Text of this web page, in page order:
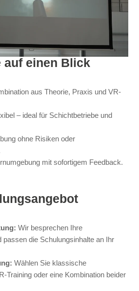
auf einen Blick
aus Theorie, Praxis und VR-
– ideal für Schichtbetriebe und
ohne Risiken oder
mit sofortigem Feedback.
Wir besprechen Ihre
passen die Schulungsinhalte an Ihr
Wählen Sie klassische
Training oder eine Kombination beider